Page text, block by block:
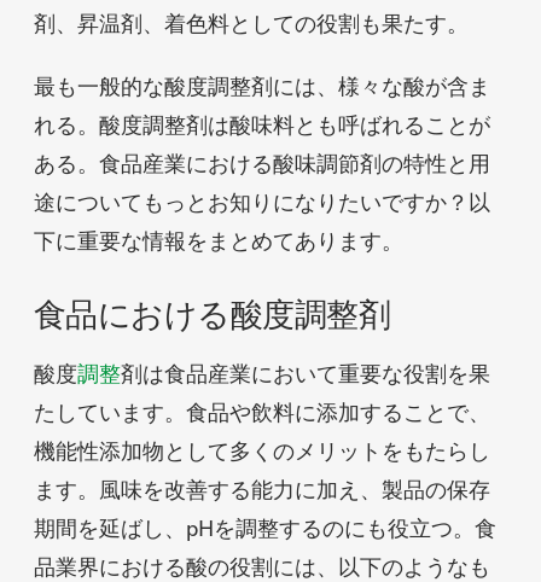
剤、昇温剤、着色料としての役割も果たす。
最も一般的な酸度調整剤には、様々な酸が含ま
れる。酸度調整剤は酸味料とも呼ばれることが
ある。食品産業における酸味調節剤の特性と用
途についてもっとお知りになりたいですか？以
下に重要な情報をまとめてあります。
食品における酸度調整剤
酸度調整剤は食品産業において重要な役割を果
たしています。食品や飲料に添加することで、
機能性添加物として多くのメリットをもたらし
ます。風味を改善する能力に加え、製品の保存
期間を延ばし、pHを調整するのにも役立つ。食
品業界における酸の役割には、以下のようなも